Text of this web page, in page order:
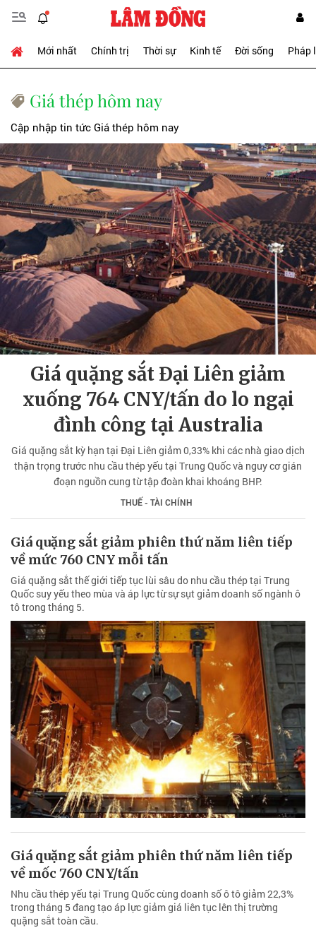
Mới nhất Chính trị Thời sự Kinh tế Đời sống Pháp
Giá thép hôm nay
Cập nhập tin tức Giá thép hôm nay
Giá quặng sắt Đại Liên giảm
xuống 764 CNY/tấn do lo ngại
đình công tại Australia
Giá quặng sắt kỳ hạn tại Đại Liên giảm 0,33% khi các nhà giao dịch
thận trọng trước nhu cầu thép yếu tại Trung Quốc và nguy cơ gián
đoạn nguồn cung từ tập đoàn khai khoáng BHP.
THUẾ - TÀI CHÍNH
Giá quặng sắt giảm phiên thứ năm liên tiếp
về mức 760 CNY mỗi tấn
Giá quặng sắt thế giới tiếp tục lùi sâu do nhu cầu thép tại Trung
Quốc suy yếu theo mùa và áp lực từ sự sụt giảm doanh số ngành ô
tô trong tháng 5.
Giá quặng sắt giảm phiên thứ năm liên tiếp
về mốc 760 CNY/tấn
Nhu cầu thép yếu tại Trung Quốc cùng doanh số ô tô giảm 22,3%
trong tháng 5 đang tạo áp lực giảm giá liên tục lên thị trường
quặng sắt toàn cầu.